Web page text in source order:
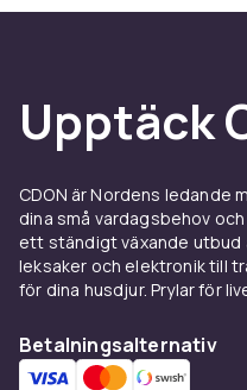
Upptäck
CDON är Nordens ledande
dina små vardagsbehov
ett ständigt växande utbud
leksaker och elektronik till
för dina husdjur. Prylar för
Betalningsalternativ